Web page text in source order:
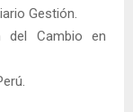
Gestión.
del Cambio en